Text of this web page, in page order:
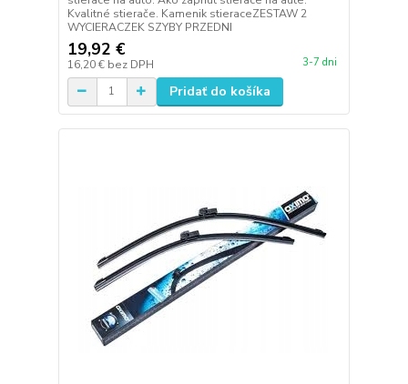
Kvalitné stierače. Kamenik stieraceZESTAW 2
WYCIERACZEK SZYBY PRZEDNI
19,92 €
16,20 € bez DPH 3-7 dni
Pridať do košíka